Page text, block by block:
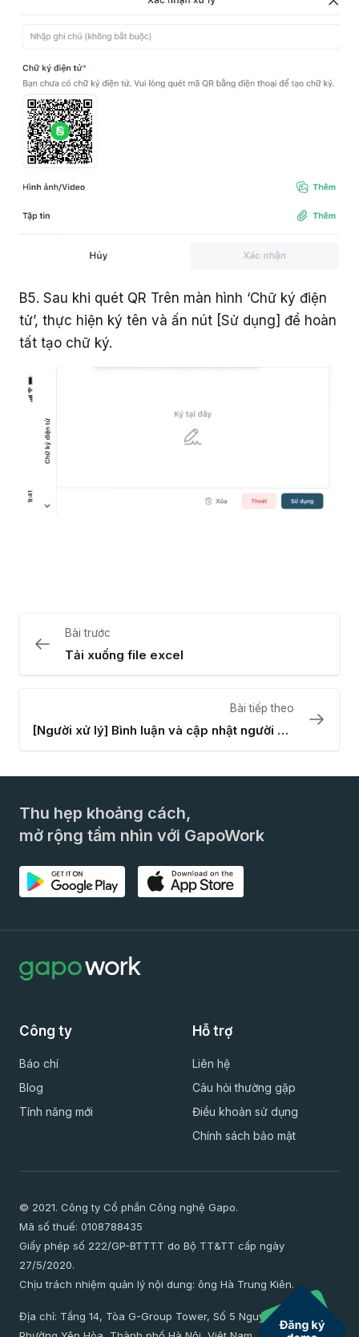
B5. Sau khi quét QR Trên màn hình ‘Chữ ký điện
tử’, thực hiện ký tên và ấn nút [Sử dụng] để hoàn
tất tạo chữ ký.
Bài trước
Tải xuống file excel
Bài tiếp theo
[Người xử lý] Bình luận và cập nhật người xử lý
Thu hẹp khoảng cách,
mở rộng tầm nhìn với GapoWork
Công ty
Báo chí
Blog
Tính năng mới
Hỗ trợ
Liên hệ
Câu hỏi thường gặp
Điều khoản sử dụng
Chính sách bảo mật
© 2021. Công ty Cổ phần Công nghệ Gapo.
Mã số thuế: 0108788435
Giấy phép số 222/GP-BTTTT do Bộ TT&TT cấp ngày
27/5/2020.
Chịu trách nhiệm quản lý nội dung: ông Hà Trung Kiên.
Địa chỉ: Tầng 14, Tòa G-Group Tower, Số 5 Nguyễn Thị Duệ,